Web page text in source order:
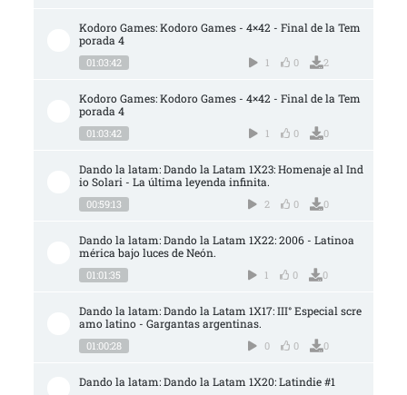
Kodoro Games: Kodoro Games - 4×42 - Final de la Tem
porada 4
01:03:42 1 0 2
Kodoro Games: Kodoro Games - 4×42 - Final de la Tem
porada 4
01:03:42 1 0 0
Dando la latam: Dando la Latam 1X23: Homenaje al Ind
io Solari - La última leyenda infinita.
00:59:13 2 0 0
Dando la latam: Dando la Latam 1X22: 2006 - Latinoa
mérica bajo luces de Neón.
01:01:35 1 0 0
Dando la latam: Dando la Latam 1X17: III° Especial scre
amo latino - Gargantas argentinas.
01:00:28 0 0 0
Dando la latam: Dando la Latam 1X20: Latindie #1